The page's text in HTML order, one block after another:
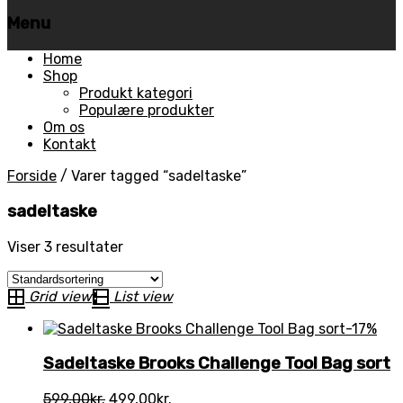
Menu
Skip
Home
Shop
Produkt kategori
Populære produkter
Om os
Kontakt
Forside / Varer tagged “sadeltaske”
sadeltaske
Viser 3 resultater
Grid view
List view
-17%
Sadeltaske Brooks Challenge Tool Bag sort
599,00kr. Den
499,00kr.